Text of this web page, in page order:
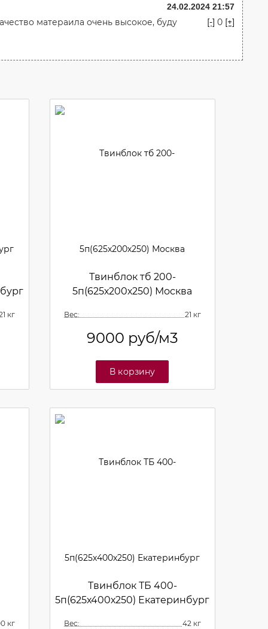
24.02.2024 21:57
[-] 0 [+]
матераила очень высокое, буду
кг
Твинблок тб 200-
5п(625х200х250) Москва
Вес: 21 кг
9000 руб/м3
В корзину
кг
Твинблок ТБ 400-
5п(625х400х250) Екатеринбург
Вес: 42 кг